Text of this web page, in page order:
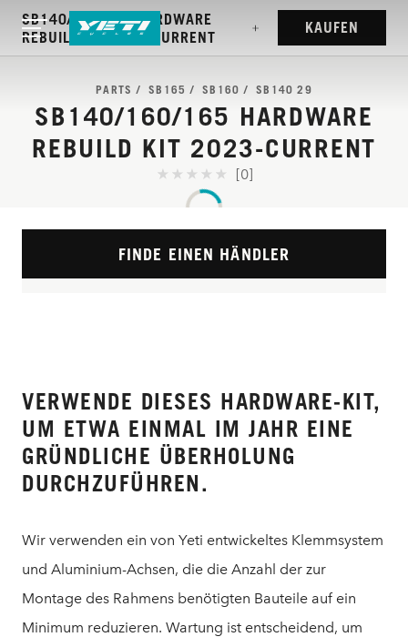
SB140/160/165 HARDWARE
REBUILD KIT 2023-CURRENT
KAUFEN
PARTS SB165 SB160 SB140 29
SB140/160/165 HARDWARE
REBUILD KIT 2023-CURRENT
[0]
FINDE EINEN HÄNDLER
VERWENDE DIESES HARDWARE-KIT,
UM ETWA EINMAL IM JAHR EINE
GRÜNDLICHE ÜBERHOLUNG
DURCHZUFÜHREN.
Wir verwenden ein von Yeti entwickeltes Klemmsystem
und Aluminium-Achsen, die die Anzahl der zur
Montage des Rahmens benötigten Bauteile auf ein
Minimum reduzieren. Wartung ist entscheidend, um